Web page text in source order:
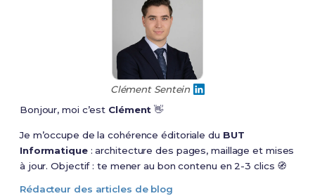
Clément Sentein
Bonjour, moi c’est Clément 👋
Je m’occupe de la cohérence éditoriale du BUT
Informatique: architecture des pages, maillage et mises
à jour. Objectif : te mener au bon contenu en 2-3 clics 🧭
Rédacteur des articles de blog